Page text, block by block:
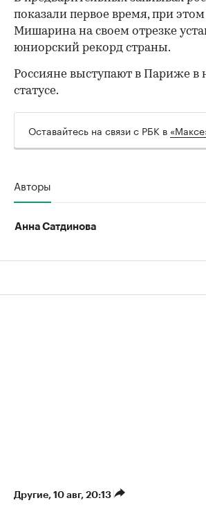
показали первое время, при
Мишарина на своем отрезке
юниорский рекорд страны.
Россияне выступают в Париже в
статусе.
Оставайтесь на связи с РБК в
Авторы
Анна Сатдинова
Другие⁠, 10 авг, 20:13